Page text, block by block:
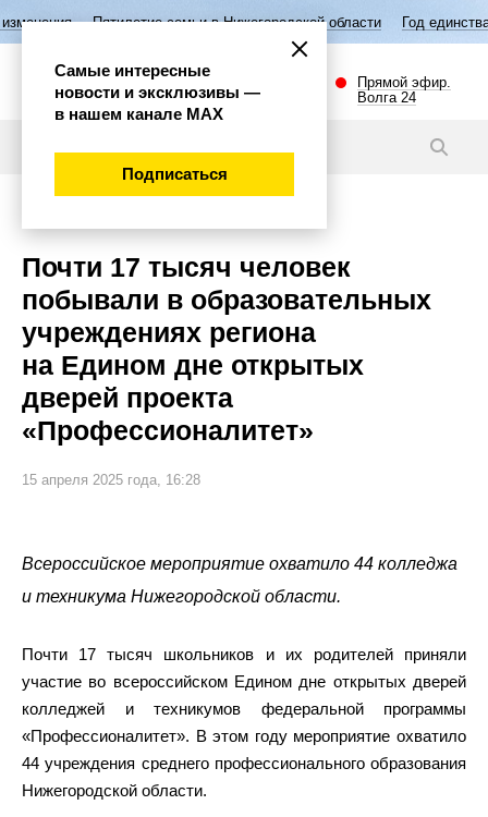
семьи в Нижегородской области Год единства народов России
Прямой эфир.
Волга 24
Почти 17 тысяч человек
побывали в образовательных
учреждениях региона
на Едином дне открытых
дверей проекта
«Профессионалитет»
15 апреля 2025 года, 16:28
Всероссийское мероприятие охватило 44 колледжа
и техникума Нижегородской области.
Почти 17 тысяч школьников и их родителей приняли
участие во всероссийском Едином дне открытых дверей
колледжей и техникумов федеральной программы
«Профессионалитет». В этом году мероприятие охватило
44 учреждения среднего профессионального образования
Нижегородской области.
Самые интересные
новости и эксклюзивы —
в нашем канале МАХ
Подписаться